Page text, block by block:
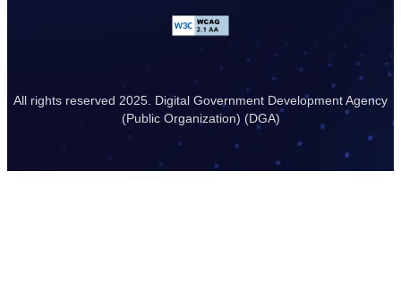
All rights reserved 2025. Digital Government Development Agency
(Public Organization) (DGA)